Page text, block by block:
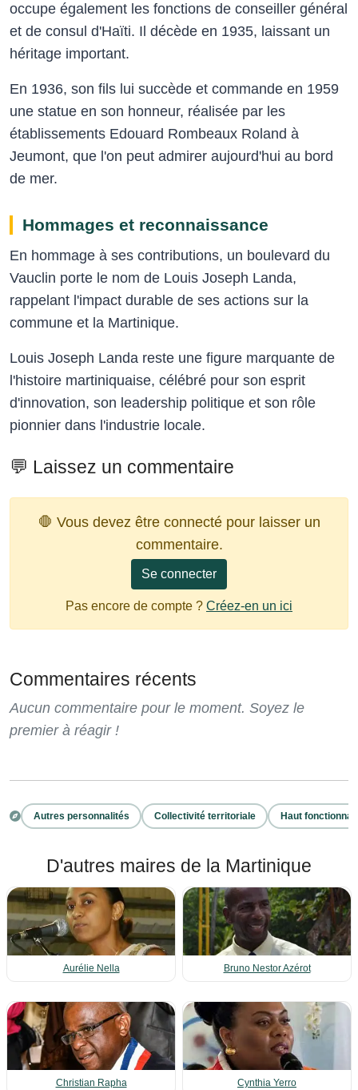
occupe également les fonctions de conseiller général
et de consul d'Haïti. Il décède en 1935, laissant un
héritage important.
En 1936, son fils lui succède et commande en 1959
une statue en son honneur, réalisée par les
établissements Edouard Rombeaux Roland à
Jeumont, que l'on peut admirer aujourd'hui au bord
de mer.
Hommages et reconnaissance
En hommage à ses contributions, un boulevard du
Vauclin porte le nom de Louis Joseph Landa,
rappelant l'impact durable de ses actions sur la
commune et la Martinique.
Louis Joseph Landa reste une figure marquante de
l'histoire martiniquaise, célébré pour son esprit
d'innovation, son leadership politique et son rôle
pionnier dans l'industrie locale.
💬 Laissez un commentaire
🛑 Vous devez être connecté pour laisser un
commentaire.
Se connecter
Pas encore de compte ? Créez-en un ici
Commentaires récents
Aucun commentaire pour le moment. Soyez le
premier à réagir !
Autres personnalités Collectivité territoriale Haut
D'autres maires de la Martinique
Aurélie Nella Bruno Nestor Azérot
Christian Rapha Cynthia Yerro